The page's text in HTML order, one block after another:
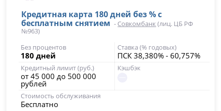
Кредитная карта 180 дней без % с
бесплатным снятием - Совкомбанк (лиц. ЦБ РФ
№963)
Без процентов
180 дней
Ставка (% годовых)
ПСК 38,380% - 60,757%
Кредитный лимит (руб.)
от 45 000 до 500 000
рублей
Кэшбэк
Стоимость обслуживания
Бесплатно